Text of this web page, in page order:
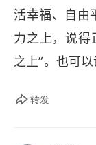
义。《好的家
系统的框架指
不是一本温柔
为我们指明了
见，从独立到
践和积累，你
界的改变。
活幸福、自由
力之上，说得
之上”。也可以
转发